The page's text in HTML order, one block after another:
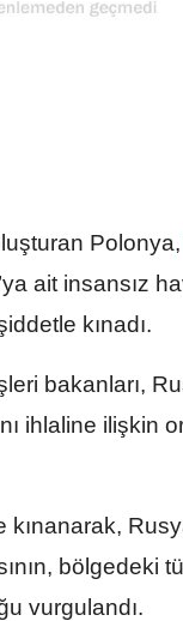
Polonya,
ait insansız
kınadı.
bakanları,
ihlaline ilişkin
bölgedeki
vurgulandı.